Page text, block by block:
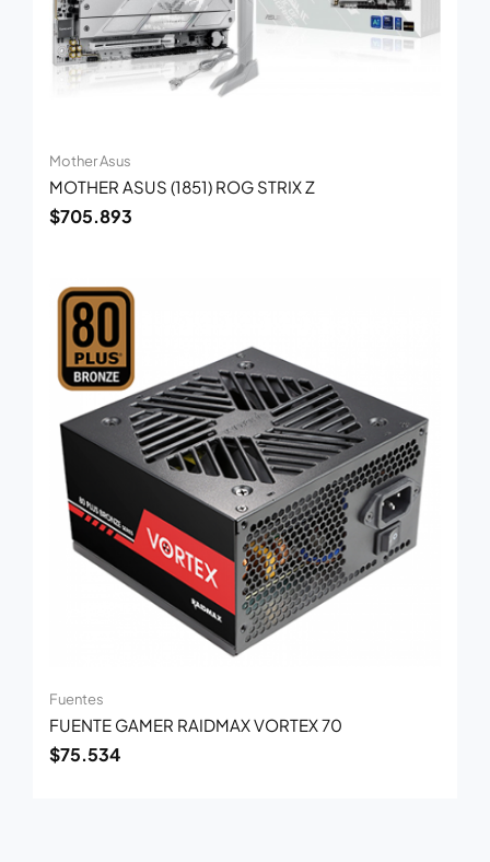
Mother Asus
MOTHER ASUS (1851) ROG STRIX Z
$705.893
Fuentes
FUENTE GAMER RAIDMAX VORTEX 70
$75.534